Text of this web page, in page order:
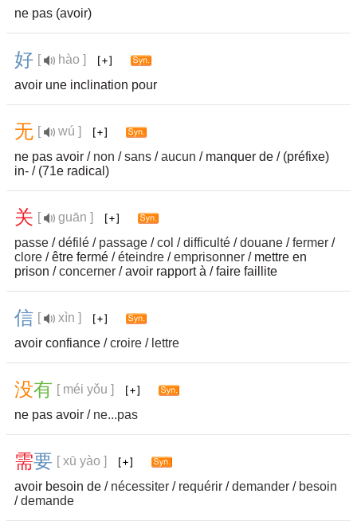
ne pas (avoir)
好 [
hào ]
avoir une inclination pour
无 [
wú ]
ne pas avoir / non /sans /aucun / manquer de / (préfixe)
in- / (71e radical)
关 [
guān ]
passe /défilé / passage /col /difficulté /douane /fermer /
clore / être fermé /éteindre /emprisonner / mettre en
prison /concerner / avoir rapport à / faire faillite
信 [
xìn ]
avoir confiance /croire / lettre
没有 [ méi yǒu ]
ne pas avoir / ne...pas
需要 [ xū yào ]
avoir besoin de / nécessiter / requérir /demander / besoin
/demande